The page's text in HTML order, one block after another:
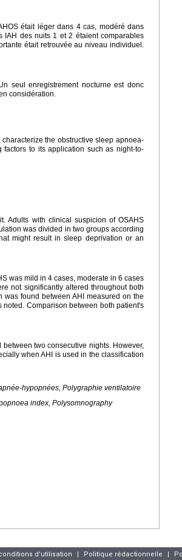
était léger dans 4 cas, modéré dans
IAH des nuits 1 et 2 étaient comparables
était retrouvée au niveau individuel.
seul enregistrement nocturne est donc
considération.
the obstructive sleep apnoea-
factors to its application such as night-to-
Adults with clinical suspicion of OSAHS
was divided in two groups according
might result in sleep deprivation or an
was mild in 4 cases, moderate in 6 cases
not significantly altered throughout both
was found between AHI measured on the
Comparison between both patient's
two consecutive nights. However,
when AHI is used in the classification
hypopnées, Polygraphie ventilatoire
index, Polysomnography
d'utilisation | Politique rédactionnelle |